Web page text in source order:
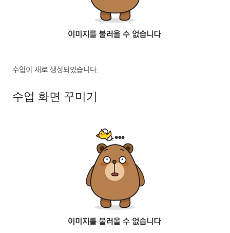
수업이 새로 생성되었습니다
수업 화면 꾸미기